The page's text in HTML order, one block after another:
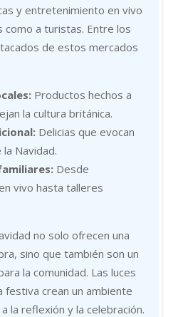
y entretenimiento en vivo
como a turistas. Entre los
de estos mercados
Productos hechos a
la cultura británica.
Delicias que evocan
Navidad.
Desde
vivo hasta talleres
no solo ofrecen una
sino que también son un
la comunidad. Las luces
festiva crean un ambiente
la reflexión y la celebración.